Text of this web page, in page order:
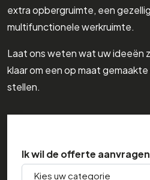
extra opbergruimte, een
multifunctionele werkruimte.
Laat ons weten wat uw ideeën
klaar om een op maat
stellen.
Ik wil de offerte